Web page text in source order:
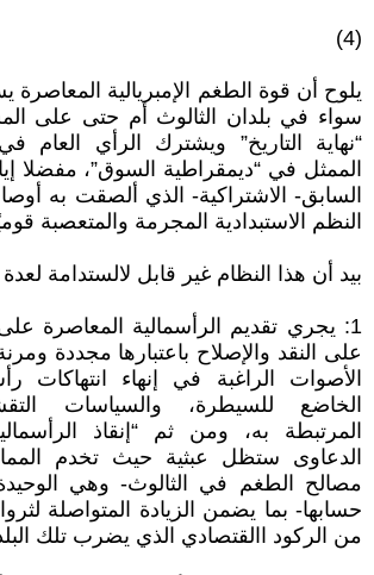
(4)
يلوح أن قوة الطغم الإمبريالية المعاصرة
سواء في بلدان الثالوث أم حتى على
“نهاية التاريخ” ويشترك الرأي العام
الممثل في “ديمقراطية السوق”، مفضلا
السابق- الاشتراكية- الذي ألصقت به
النظم الاستبدادية المجرمة والمتعصبة
بيد أن هذا النظام غير قابل لالستدامة
1: يجري تقديم الرأسمالية المعاصرة على
على النقد والإصلاح باعتبارها مجددة
الأصوات الراغبة في إنهاء انتهاكات
الخاضع للسيطرة، والسياسات
المرتبطة به، ومن ثم “إنقاذ
الدعاوى ستظل عبثية حيث تخدم
مصالح الطغم في الثالوث- وهي
حسابها- بما يضمن الزيادة المتواصلة
من الركود االقتصادي الذي يضرب تلك